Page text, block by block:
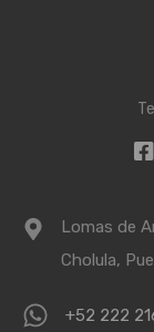
Lomas de
Cholula,
+52 222